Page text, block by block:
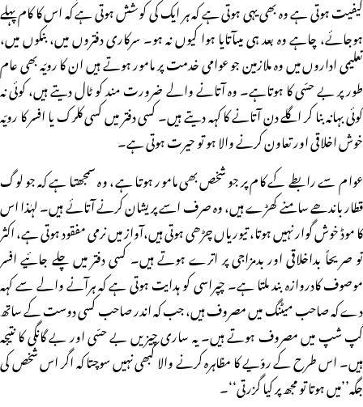
کیفیت ہوتی ہے وہ بھی یہی ہوتی ہے کہ ہر ایک کی کوشش ہوتی ہے کہ اس کا کام پہلے
ہوجائے، چاہے وہ بعد ہی میںآتایا ہوا کیوں نہ ہو۔ سرکاری دفتروں میں، بنکوں میں،
تعلیمی اداروں میں وہ ملازمین جو عوامی خدمت پر مامور ہوتے ہیں ان کا رویّہ بھی عام
طور پر بے حسّی کا ہوتاہے۔ وہ آتانے والے ضرورت مند کو ٹال دیتے ہیں، کوئی نہ
کوئی بہانہ بنا کر اگلے دن آتانے کا کہہ دیتے ہیں۔ کسی دفتر میں کسی کلرک یا افسر کا رویّہ
خوش اخلاقی اور تعاون کرنے والا ہو تو حیرت ہوتی ہے۔
عوام سے رابطے کے کام پر جو شخص بھی مامور ہوتا ہے، وہ سمجھتا ہے کہ جو لوگ
قطار باندھے سامنے کھڑے ہیں، وہ صرف اسے پریشان کرنے آتائے ہیں۔ لہٰذا اس
کا موڈ خوش گوار نہیں ہوتا، تیوریاں چڑھی ہوتی ہیں،آواز میں نرمی مفقود ہوتی ہے، اکثر
تو صریحاً بداخلاقی اور بدمزاجی پر اترے ہوتے ہیں۔ کسی دفتر میں چلے جائیے افسر
موصوف کادروازہ بند ملتا ہے۔ چپراسی کو ہدایت ہوتی ہے کہ ہرآنے والے سے کہہ
دے کہ صاحب میٹنگ میں مصروف ہیں، جب کہ اندر صاحب کسی دوست کے ساتھ
گپ شپ میں مصروف ہوتے ہیں۔ یہ ساری چیزیں بے حسّی اور بے گانگی کا نتیجہ
ہیں۔ اس طرح کے روّیے کا مظاہرہ کرنے والا کبھی نہیں سوچتا کہ اگر اس شخص کی
جگہ’’میں ہوتا تو مجھ پر کیا گزرتی‘‘۔